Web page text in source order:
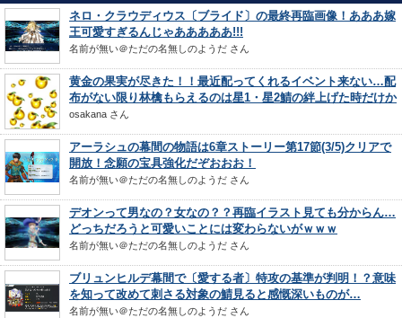
ネロ・クラウディウス〔ブライド〕の最終再臨画像！あああ嫁
王可愛すぎるんじゃあああああ!!!
名前が無い＠ただの名無しのようだ さん
黄金の果実が尽きた！！最近配ってくれるイベント来ない…配
布がない限り林檎もらえるのは星1・星2鯖の絆上げた時だけか
osakana さん
アーラシュの幕間の物語は6章ストーリー第17節(3/5)クリアで
開放！念願の宝具強化だぞおおお！
名前が無い＠ただの名無しのようだ さん
デオンって男なの？女なの？？再臨イラスト見ても分からん…
どっちだろうと可愛いことには変わらないがｗｗｗ
名前が無い＠ただの名無しのようだ さん
ブリュンヒルデ幕間で〔愛する者〕特攻の基準が判明！？意味
を知って改めて刺さる対象の鯖見ると感慨深いものが…
名前が無い＠ただの名無しのようだ さん